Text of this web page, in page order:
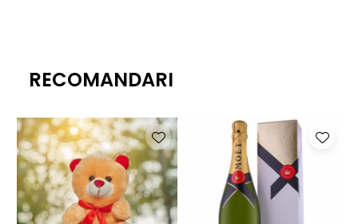
RECOMANDARI